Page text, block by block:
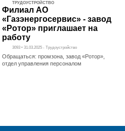
ТРУДОУСТРОЙСТВО
Филиал АО
«Газэнергосервис» - завод
«Ротор» приглашает на
работу
3093 • 31.03.2025 - Трудоустройство
Обращаться: промзона, завод «Ротор»,
отдел управления персоналом